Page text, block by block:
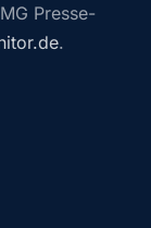
Presse-
.